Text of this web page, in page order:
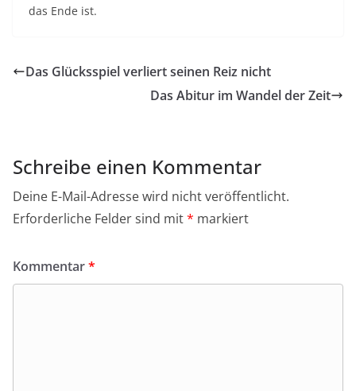
das Ende ist.
Das Glücksspiel verliert seinen Reiz nicht
Das Abitur im Wandel der Zeit
Schreibe einen Kommentar
Deine E-Mail-Adresse wird nicht veröffentlicht.
Erforderliche Felder sind mit* markiert
Kommentar*